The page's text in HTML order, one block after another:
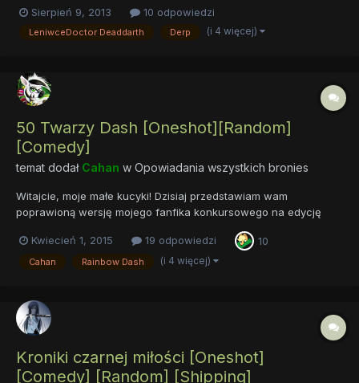
wydarzeniami i użytkownikami forum. Kocham i pozdrawiam
wszystkich was za wkład w to dzieło. Czytanie grozi wyżarcie...
Sierpień 9, 2013 10 odpowiedzi
LeniwceDoctor Deaddarth Derp (i 4 więcej)
50 Twarzy Dash [Oneshot][Random]
[Comedy]
temat dodał Cahan w Opowiadania wszystkich bronies
Witajcie, moje małe kucyki! Dzisiaj przedstawiam wam
poprawioną wersję mojego fanfika konkursowego na edycję
Przed wami 50 Twarzy Dash. Zapraszam do czytania:
https://docs.google.com/document/d/1U4DRt-H_G8fVFFtJ-
Kwiecień 1, 2015 19 odpowiedzi 10
Cahan Rainbow Dash (i 4 więcej)
Kroniki czarnej miłości [Oneshot]
[Comedy] [Random] [Shipping]